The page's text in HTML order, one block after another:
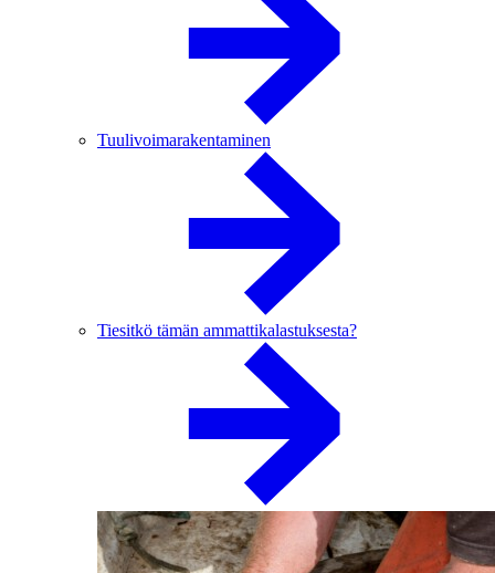
Tuulivoimarakentaminen
Tiesitkö tämän ammattikalastuksesta?